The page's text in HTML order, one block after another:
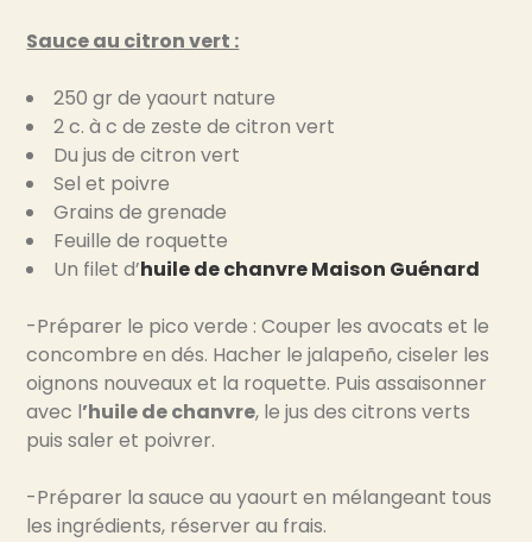
Sauce au citron vert :
250 gr de yaourt nature
2 c. à c de zeste de citron vert
Du jus de citron vert
Sel et poivre
Grains de grenade
Feuille de roquette
Un filet d’huile de chanvre Maison Guénard
-Préparer le pico verde : Couper les avocats et le
concombre en dés. Hacher le jalapeño, ciseler les
oignons nouveaux et la roquette. Puis assaisonner
avec l’huile de chanvre, le jus des citrons verts
puis saler et poivrer.
-Préparer la sauce au yaourt en mélangeant tous
les ingrédients, réserver au frais.